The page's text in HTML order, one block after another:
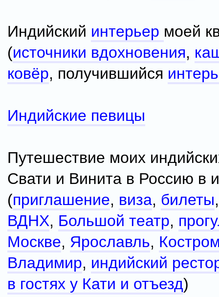
Индийский интерьер моей
(источники вдохновения,
ковёр, получившийся
Индийские певицы
Путешествие моих
Свати и Винита в Россию в
(приглашение, виза, билеты
ВДНХ, Большой театр,
Москве, Ярославль,
Владимир, индийский
в гостях у Кати и отъезд)